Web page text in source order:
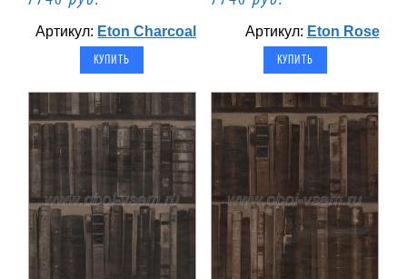
Артикул: Eton Charcoal Артикул: Eton Rose